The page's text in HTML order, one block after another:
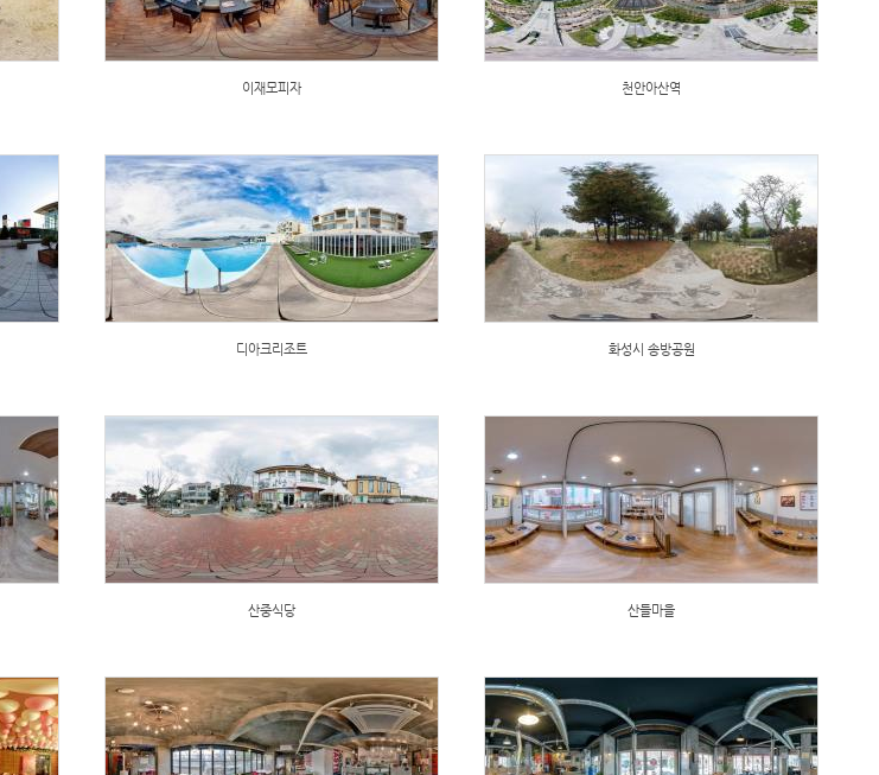
이재모피자 천안아산역
디아크리조트 화성시 송방공원
산중식당 산들마을